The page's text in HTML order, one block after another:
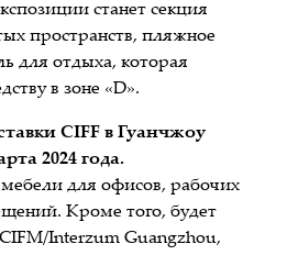
станет секция
пространств, пляжное
для отдыха, которая
в зоне «D».
CIFF в Гуанчжоу
2024 года.
для офисов, рабочих
Кроме того, будет
Interzum Guangzhou,